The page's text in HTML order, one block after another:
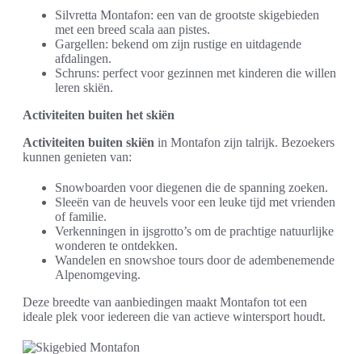
Silvretta Montafon: een van de grootste skigebieden
met een breed scala aan pistes.
Gargellen: bekend om zijn rustige en uitdagende
afdalingen.
Schruns: perfect voor gezinnen met kinderen die willen
leren skiën.
Activiteiten buiten het skiën
Activiteiten buiten skiën in Montafon zijn talrijk. Bezoekers
kunnen genieten van:
Snowboarden voor diegenen die de spanning zoeken.
Sleeën van de heuvels voor een leuke tijd met vrienden
of familie.
Verkenningen in ijsgrotto’s om de prachtige natuurlijke
wonderen te ontdekken.
Wandelen en snowshoe tours door de adembenemende
Alpenomgeving.
Deze breedte van aanbiedingen maakt Montafon tot een
ideale plek voor iedereen die van actieve wintersport houdt.